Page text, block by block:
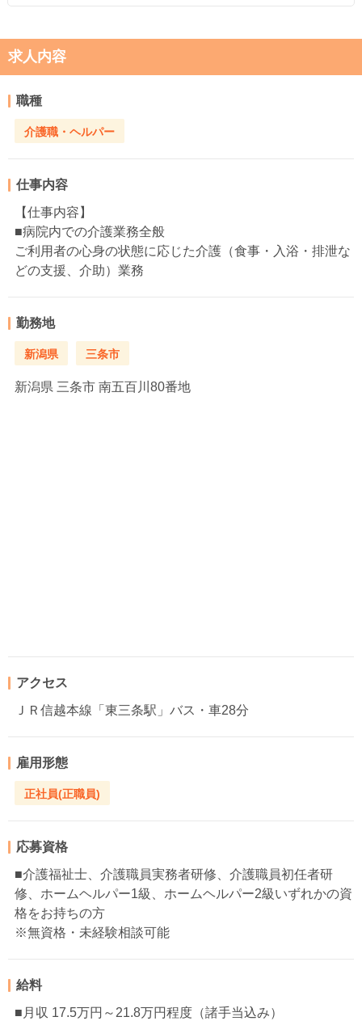
求人内容
職種
介護職・ヘルパー
仕事内容
【仕事内容】
■病院内での介護業務全般
ご利用者の心身の状態に応じた介護（食事・入浴・排泄な
どの支援、介助）業務
勤務地
新潟県 三条市
新潟県 三条市 南五百川80番地
アクセス
ＪＲ信越本線「東三条駅」バス・車28分
雇用形態
正社員(正職員)
応募資格
■介護福祉士、介護職員実務者研修、介護職員初任者研
修、ホームヘルパー1級、ホームヘルパー2級いずれかの資
格をお持ちの方
※無資格・未経験相談可能
給料
■月収 17.5万円～21.8万円程度（諸手当込み）